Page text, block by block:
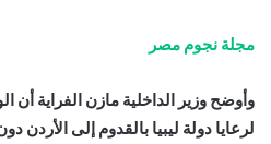
مجلة نجوم مصر
وأوضح وزير الداخلية مازن الفراية أن
لرعايا دولة ليبيا بالقدوم إلى الأردن